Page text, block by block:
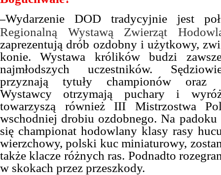
–Wydarzenie DOD tradycyjnie jest
Regionalną Wystawą Zwierząt
zaprezentują drób ozdobny i użytkowy,
konie. Wystawa królików budzi zawsze
najmłodszych uczestników.
przyznają tytuły championów oraz
Wystawcy otrzymają puchary i
towarzyszą również III Mistrzostwa
wschodniej drobiu ozdobnego. Na padoku
się championat hodowlany klasy rasy
wierzchowy, polski kuc miniaturowy,
także klacze różnych ras. Podnadto
w skokach przez przeszkody.